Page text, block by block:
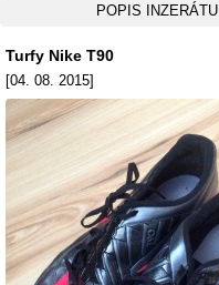
POPIS INZERÁTU
Turfy Nike T90
[04. 08. 2015]